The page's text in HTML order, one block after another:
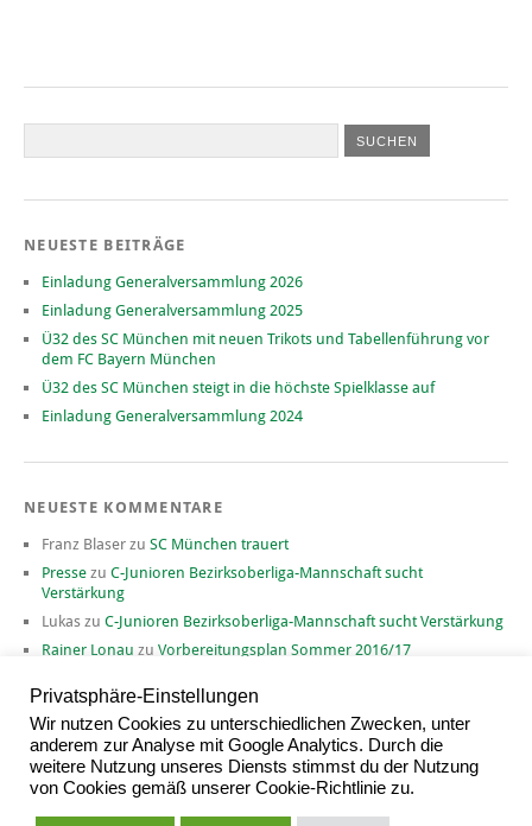
NEUESTE BEITRÄGE
Einladung Generalversammlung 2026
Einladung Generalversammlung 2025
Ü32 des SC München mit neuen Trikots und Tabellenführung vor
dem FC Bayern München
Ü32 des SC München steigt in die höchste Spielklasse auf
Einladung Generalversammlung 2024
NEUESTE KOMMENTARE
Franz Blaser zu SC München trauert
Presse zu C-Junioren Bezirksoberliga-Mannschaft sucht
Verstärkung
Lukas zu C-Junioren Bezirksoberliga-Mannschaft sucht Verstärkung
Rainer Lonau zu Vorbereitungsplan Sommer 2016/17
ARCHIV
Privatsphäre-Einstellungen
Wir nutzen Cookies zu unterschiedlichen Zwecken, unter
anderem zur Analyse mit Google Analytics. Durch die
weitere Nutzung unseres Diensts stimmst du der Nutzung
von Cookies gemäß unserer Cookie-Richtlinie zu.